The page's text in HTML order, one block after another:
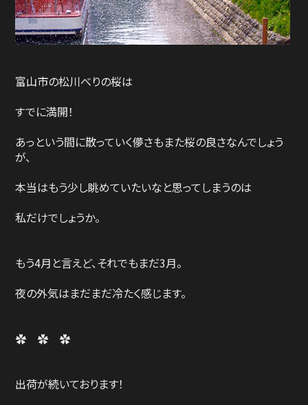
富山市の松川べりの桜は
すでに満開！
あっという間に散っていく儚さもまた桜の良さなんでしょう
が、
本当はもう少し眺めていたいなと思ってしまうのは
私だけでしょうか。
もう4月と言えど、それでもまだ3月。
夜の外気はまだまだ冷たく感じます。
✿ ✿ ✿
出荷が続いております！